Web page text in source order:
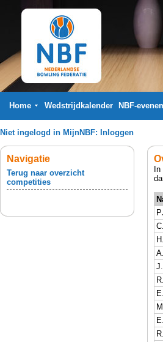
Home Wedstrijdkalender NBF-
Niet ingelogd in MijnNBF: Inloggen
Navigatie
Terug naar overzicht
competities